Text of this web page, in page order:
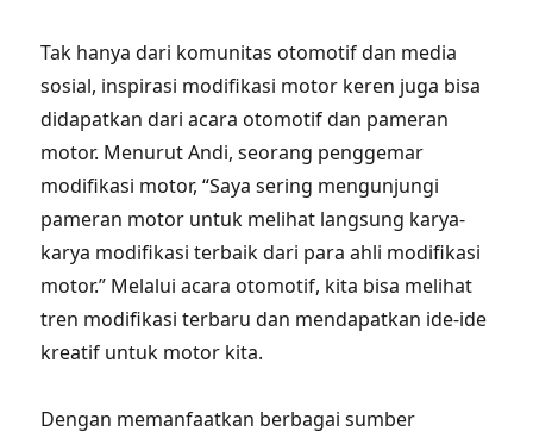
Tak hanya dari komunitas otomotif dan media
sosial, inspirasi modifikasi motor keren juga bisa
didapatkan dari acara otomotif dan pameran
motor. Menurut Andi, seorang penggemar
modifikasi motor, “Saya sering mengunjungi
pameran motor untuk melihat langsung karya-
karya modifikasi terbaik dari para ahli modifikasi
motor.” Melalui acara otomotif, kita bisa melihat
tren modifikasi terbaru dan mendapatkan ide-ide
kreatif untuk motor kita.
Dengan memanfaatkan berbagai sumber